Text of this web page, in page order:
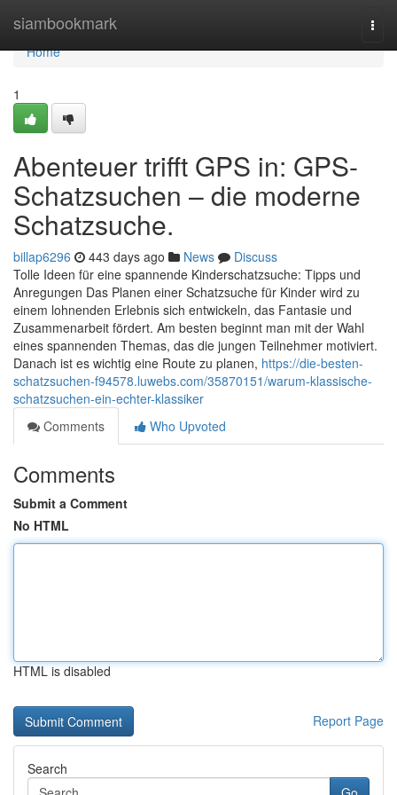
siambookmark
Home
Home
1
Abenteuer trifft GPS in: GPS-
Schatzsuchen – die moderne
Schatzsuche.
billap6296 443 days ago News
Discuss
Tolle Ideen für eine spannende Kinderschatzsuche: Tipps und
Anregungen Das Planen einer Schatzsuche für Kinder wird zu
einem lohnenden Erlebnis sich entwickeln, das Fantasie und
Zusammenarbeit fördert. Am besten beginnt man mit der Wahl
eines spannenden Themas, das die jungen Teilnehmer motiviert.
Danach ist es wichtig eine Route zu planen, https://die-besten-
schatzsuchen-f94578.luwebs.com/35870151/warum-klassische-
schatzsuchen-ein-echter-klassiker
Comments
Who Upvoted
Comments
Submit a Comment
No HTML
HTML is disabled
Report Page
Search